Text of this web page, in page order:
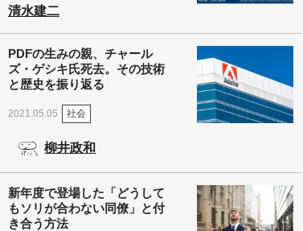
清水建二
PDFの生みの親、チャール
ズ・ゲシキ氏死去。その技術
と歴史を振り返る
2021.05.05 社会
柳井政和
新年度で登場した「どうして
もソリが合わない同僚」と付
き合う方法